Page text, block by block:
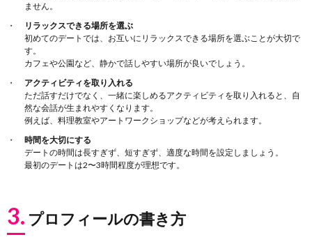
ません。
リラックスできる場所を選ぶ
初めてのデートでは、お互いにリラックスできる場所を選ぶことが大切で
す。
カフェや公園など、静かで話しやすい場所が良いでしょう。
アクティビティを取り入れる
ただ話すだけでなく、一緒に楽しめるアクティビティを取り入れると、自
然な会話が生まれやすくなります。
例えば、料理教室やアートワークショップなどが考えられます。
時間を大切にする
デートの時間は長すぎず、短すぎず、適度な時間を設定しましょう。
最初のデートは2〜3時間程度が理想です。
3. プロフィールの書き方